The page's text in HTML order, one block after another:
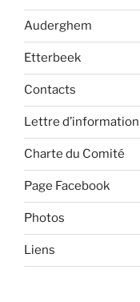
Auderghem
Etterbeek
Contacts
Lettre d’information
Charte du Comité
Page Facebook
Photos
Liens